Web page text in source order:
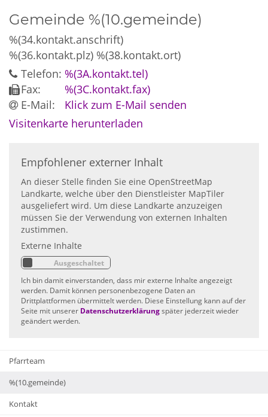
Gemeinde %(10.gemeinde)
%(34.kontakt.anschrift)
%(36.kontakt.plz) %(38.kontakt.ort)
Telefon: %(3A.kontakt.tel)
Fax:
%(3C.kontakt.fax)
E-Mail:
Klick zum E-Mail senden
Visitenkarte herunterladen
Empfohlener externer Inhalt
An dieser Stelle finden Sie eine OpenStreetMap
Landkarte, welche über den Dienstleister MapTiler
ausgeliefert wird. Um diese Landkarte anzuzeigen
müssen Sie der Verwendung von externen Inhalten
zustimmen.
Externe Inhalte
Ich bin damit einverstanden, dass mir externe Inhalte angezeigt
werden. Damit können personenbezogene Daten an
Drittplattformen übermittelt werden. Diese Einstellung kann auf der
Seite mit unserer Datenschutzerklärungspäter jederzeit wieder
geändert werden.
Pfarrteam
%(10.gemeinde)
Kontakt